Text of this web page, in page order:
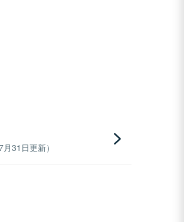
31日更新）